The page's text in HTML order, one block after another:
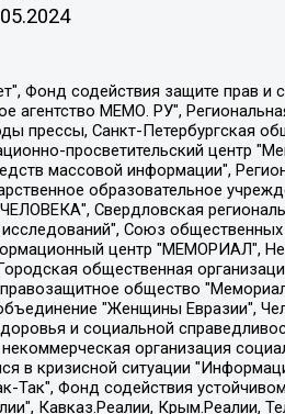
ответственностью "ЗП", Иванова София Юрьевна, Карезина Инна Павловна, Кильтау Екатерина Викторовна, Петров Алексей Викторович, Пискунов Сергей Евгеньевич, Смирнов Сергей Сергеевич, Тихонов Михаил Сергеевич, Общество с ограниченной ответственностью "ЖУРНАЛИСТ-ИНОСТРАННЫЙ АГЕНТ", Арапова Галина Юрьевна, Вольтская Татьяна Анатольевна, Американская компания "Mason G.E.S. Anonymous Foundation" (США), являющаяся владельцем интернет-издания https://mnews.world/, Компания "Stichting Bellingcat", зарегистрированная в Нидерландах (дата регистрации 11.07.2018), Захаров Андрей Вячеславович, Клепиковская Екатерина Дмитриевна, Общество с ограниченной ответственностью "МЕМО", Перл Роман Александрович, Симонов Евгений Алексеевич, Соловьева Елена Анатольевна, Сотников Даниил Владимирович, Сурначева Елизавета Дмитриевна, Автономная некоммерческая организация по защите прав человека и информированию населения "Якутия – Наше Мнение", Общество с ограниченной ответственностью "Москоу диджитал медиа", с 26.01.2023 Общество с ограниченной ответственностью "Чайка Белые сады", Ветошкина Валерия Валерьевна, Заговора Максим Александрович, Межрегиональное общественное движение "Российская ЛГБТ - сеть", Оленичев Максим Владимирович, Павлов Иван Юрьевич, Скворцова Елена Сергеевна, Общество с ограниченной ответственностью "Как бы инагент", Кочетков Игорь Викторович, Общество с ограниченной ответственностью "Честные выборы", Еланчик Олег Александрович, Общество с ограниченной ответственностью "Нобелевский призыв", Гималова Регина Эмилевна, Григорьев Андрей Валерьевич, Григорьева Алина Александровна, Ассоциация по содействию защите прав призывников, альтернативнослужащих и военнослужащих "Правозащитная группа "Гражданин.Армия.Право", Хисамова Регина Фаритовна, Автономная некоммерческая организация по реализации социально-правовых программ "Лилит", Дальневосточное общественное движение "Маяк", Санкт-Петербургская ЛГБТ-инициативная группа "Выход", Инициативная группа ЛГБТ+ "Реверс", Алексеев Андрей